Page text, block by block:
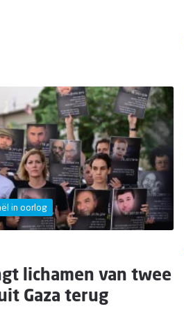
in oorlog
lichamen van twee
Gaza terug